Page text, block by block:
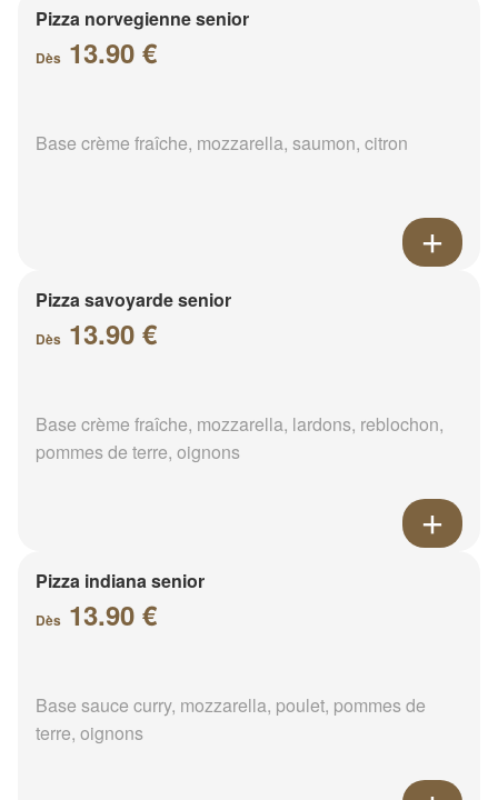
Pizza norvegienne senior
Dès 13.90 €
Base crème fraîche, mozzarella, saumon, citron
Pizza savoyarde senior
Dès 13.90 €
Base crème fraîche, mozzarella, lardons, reblochon,
pommes de terre, oignons
Pizza indiana senior
Dès 13.90 €
Base sauce curry, mozzarella, poulet, pommes de
terre, oignons